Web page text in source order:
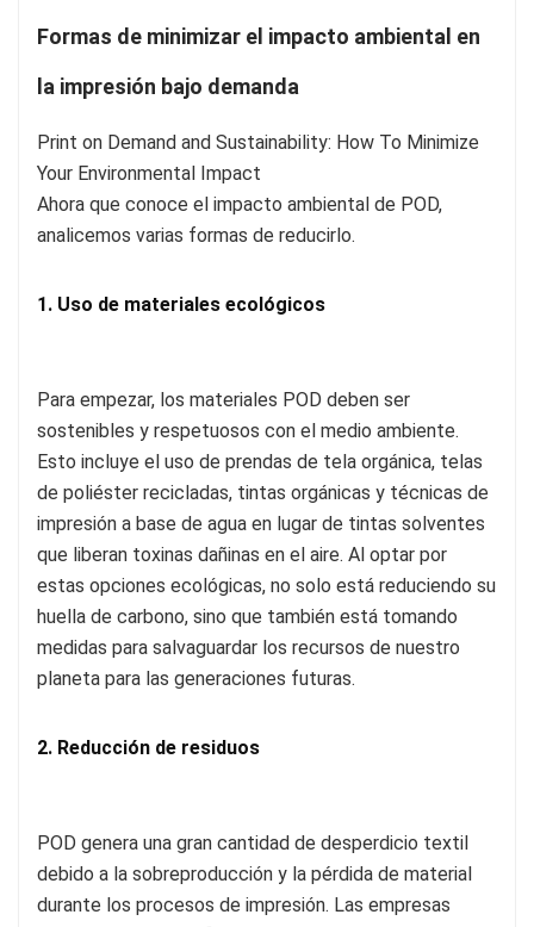
Formas de minimizar el impacto ambiental en
la impresión bajo demanda
Ahora que conoce el impacto ambiental de POD,
analicemos varias formas de reducirlo.
1. Uso de materiales ecológicos
Para empezar, los materiales POD deben ser
sostenibles y respetuosos con el medio ambiente.
Esto incluye el uso de prendas de tela orgánica, telas
de poliéster recicladas, tintas orgánicas y técnicas de
impresión a base de agua en lugar de tintas solventes
que liberan toxinas dañinas en el aire. Al optar por
estas opciones ecológicas, no solo está reduciendo su
huella de carbono, sino que también está tomando
medidas para salvaguardar los recursos de nuestro
planeta para las generaciones futuras.
2. Reducción de residuos
POD genera una gran cantidad de desperdicio textil
debido a la sobreproducción y la pérdida de material
durante los procesos de impresión. Las empresas